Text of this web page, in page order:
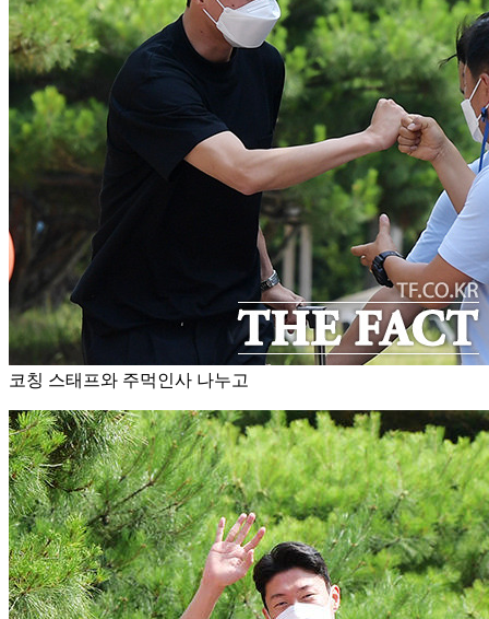
코칭 스태프와 주먹인사 나누고